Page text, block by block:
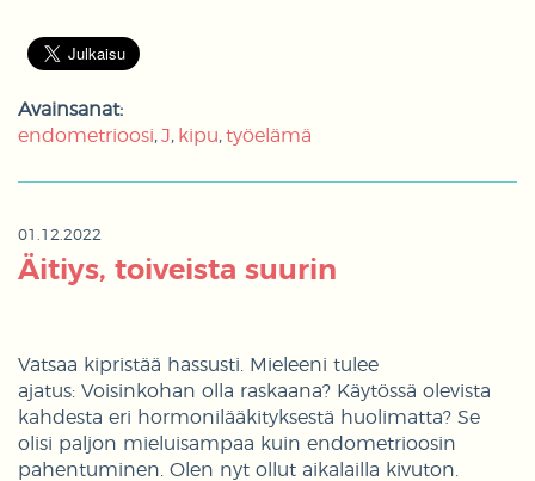
Avainsanat:
endometrioosi J kipu työelämä
01.12.2022
Äitiys, toiveista suurin
Vatsaa kipristää hassusti. Mieleeni tulee
ajatus: Voisinkohan olla raskaana? Käytössä olevista
kahdesta eri hormonilääkityksestä huolimatta? Se
olisi paljon mieluisampaa kuin endometrioosin
pahentuminen. Olen nyt ollut aikalailla kivuton.